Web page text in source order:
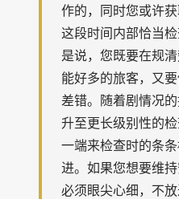
作的，同时您或许
这段时间内部恰当
是说，您既要在规
能好多的旅客，又
差错。随着剧情况
升至更长级别性的
一端来检查时的条
进。如果您想要维
必须眼尖心细，不